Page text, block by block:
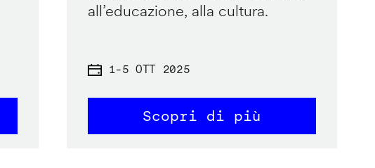
all’educazione, alla cultura.
1-5 OTT 2025
Scopri di più